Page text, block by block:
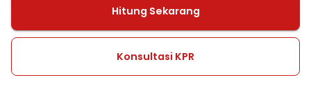
Hitung Sekarang
Konsultasi KPR